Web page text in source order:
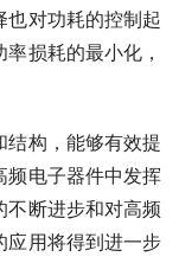
对功耗的控制起
损耗的最小化，
构，能够有效提
频电子器件中发挥
断进步和对高频
应用将得到进一步